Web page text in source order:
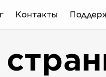
Контакты